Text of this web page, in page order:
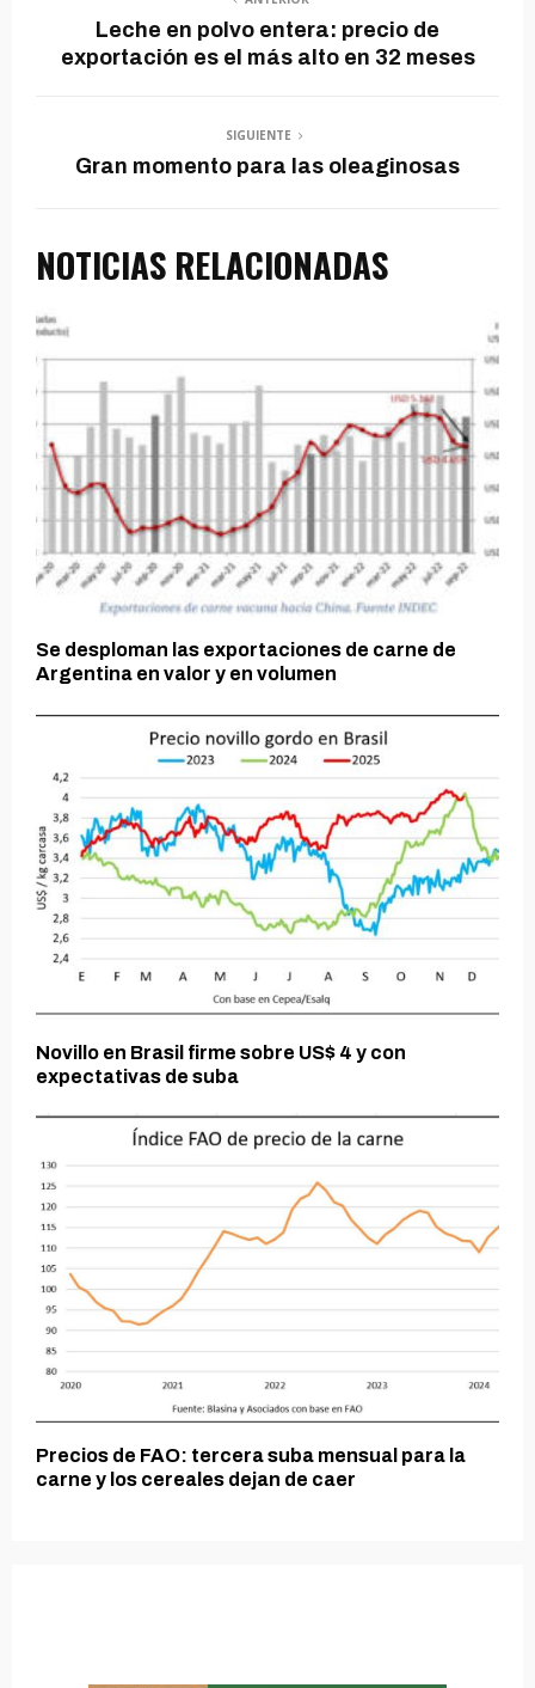
Leche en polvo entera: precio de
exportación es el más alto en 32 meses
SIGUIENTE
Gran momento para las oleaginosas
NOTICIAS RELACIONADAS
Se desploman las exportaciones de carne de
Argentina en valor y en volumen
Novillo en Brasil firme sobre US$ 4 y con
expectativas de suba
Precios de FAO: tercera suba mensual para la
carne y los cereales dejan de caer